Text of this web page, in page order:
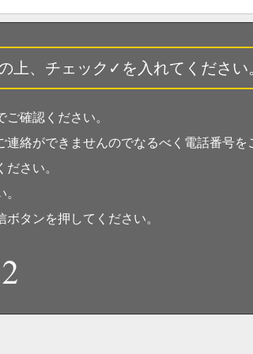
上、チェック✓を入れてください
ご確認ください。
絡ができませんのでなるべく電話番号を
さい。
タンを押してください。